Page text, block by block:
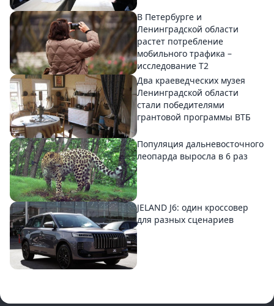
В Петербурге и
Ленинградской области
растет потребление
мобильного трафика –
исследование T2
Два краеведческих музея
Ленинградской области
стали победителями
грантовой программы ВТБ
Популяция дальневосточного
леопарда выросла в 6 раз
JELAND J6: один кроссовер
для разных сценариев